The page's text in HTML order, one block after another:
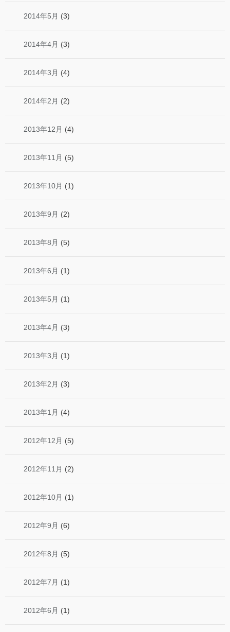
2014年5月 (3)
2014年4月 (3)
2014年3月 (4)
2014年2月 (2)
2013年12月 (4)
2013年11月 (5)
2013年10月 (1)
2013年9月 (2)
2013年8月 (5)
2013年6月 (1)
2013年5月 (1)
2013年4月 (3)
2013年3月 (1)
2013年2月 (3)
2013年1月 (4)
2012年12月 (5)
2012年11月 (2)
2012年10月 (1)
2012年9月 (6)
2012年8月 (5)
2012年7月 (1)
2012年6月 (1)